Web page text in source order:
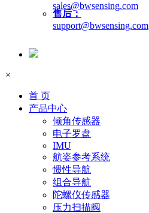
sales@bwsensing.com
售后：
support@bwsensing.com
×
首 页
产品中心
倾角传感器
电子罗盘
IMU
航姿参考系统
惯性导航
组合导航
陀螺仪传感器
压力扫描阀